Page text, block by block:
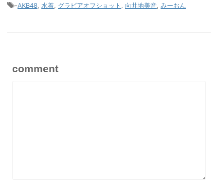
-AKB48 水着 グラビアオフショット 向井地美音 みーおん
comment